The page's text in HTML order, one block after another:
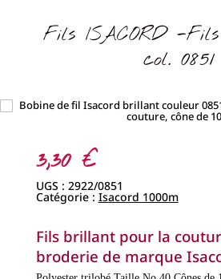
Fils ISACORD -
col. 0851
3,30 €
UGS : 2922/0851
Catégorie : Isacord 1000m
Fils brillant pour la
broderie de marque